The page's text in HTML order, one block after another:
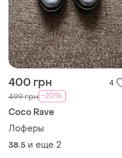
400 грн 4
499 грн -20%
Coco Rave
Лоферы
38.5 и еще 2